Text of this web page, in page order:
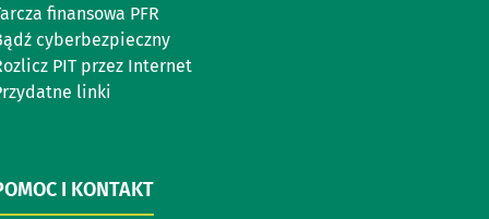
finansowa PFR
cyberbezpieczny
PIT przez Internet
linki
I KONTAKT